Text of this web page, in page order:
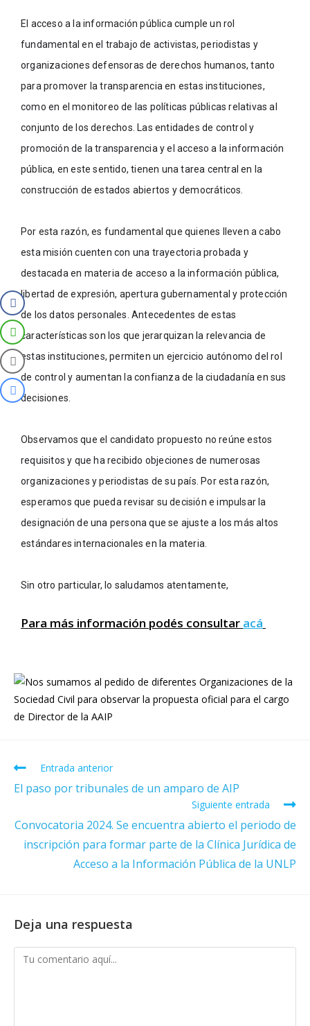
El acceso a la información pública cumple un rol
fundamental en el trabajo de activistas, periodistas y
organizaciones defensoras de derechos humanos, tanto
para promover la transparencia en estas instituciones,
como en el monitoreo de las políticas públicas relativas al
conjunto de los derechos. Las entidades de control y
promoción de la transparencia y el acceso a la información
pública, en este sentido, tienen una tarea central en la
construcción de estados abiertos y democráticos.
Por esta razón, es fundamental que quienes lleven a cabo
esta misión cuenten con una trayectoria probada y
destacada en materia de acceso a la información pública,
libertad de expresión, apertura gubernamental y protección
de los datos personales. Antecedentes de estas
características son los que jerarquizan la relevancia de
estas instituciones, permiten un ejercicio autónomo del rol
de control y aumentan la confianza de la ciudadanía en sus
decisiones.
Observamos que el candidato propuesto no reúne estos
requisitos y que ha recibido objeciones de numerosas
organizaciones y periodistas de su país. Por esta razón,
esperamos que pueda revisar su decisión e impulsar la
designación de una persona que se ajuste a los más altos
estándares internacionales en la materia.
Sin otro particular, lo saludamos atentamente,
Para más información podés consultar acá
Entrada anterior
El paso por tribunales de un amparo de AIP
Siguiente entrada
Convocatoria 2024. Se encuentra abierto el periodo de
inscripción para formar parte de la Clínica Jurídica de
Acceso a la Información Pública de la UNLP
Deja una respuesta